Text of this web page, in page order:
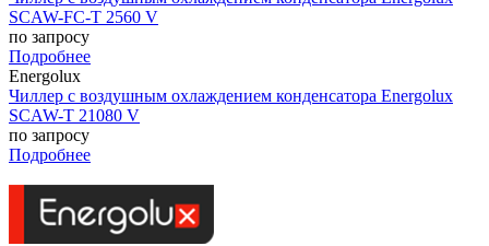
SCAW-FC-T 2560 V
по запросу
Подробнее
Energolux
Чиллер с воздушным охлаждением конденсатора Energolux
SCAW-T 21080 V
по запросу
Подробнее